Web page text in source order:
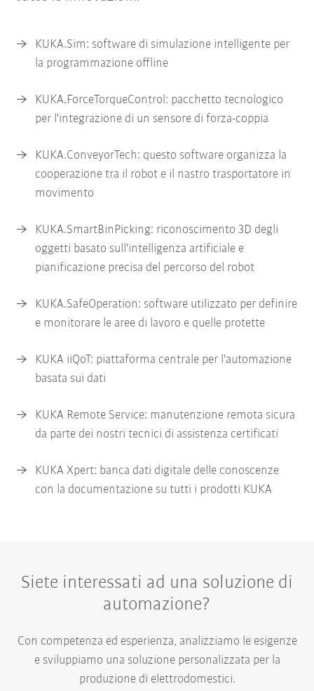
KUKA.Sim: software di simulazione intelligente per
la programmazione offline
KUKA.ForceTorqueControl: pacchetto tecnologico
per l'integrazione di un sensore di forza-coppia
KUKA.ConveyorTech: questo software organizza la
cooperazione tra il robot e il nastro trasportatore in
movimento
KUKA.SmartBinPicking: riconoscimento 3D degli
oggetti basato sull'intelligenza artificiale e
pianificazione precisa del percorso del robot
KUKA.SafeOperation: software utilizzato per definire
e monitorare le aree di lavoro e quelle protette
KUKA iiQoT: piattaforma centrale per l'automazione
basata sui dati
KUKA Remote Service: manutenzione remota sicura
da parte dei nostri tecnici di assistenza certificati
KUKA Xpert: banca dati digitale delle conoscenze
con la documentazione su tutti i prodotti KUKA
Siete interessati ad una soluzione di
automazione?
Con competenza ed esperienza, analizziamo le esigenze
e sviluppiamo una soluzione personalizzata per la
produzione di elettrodomestici.